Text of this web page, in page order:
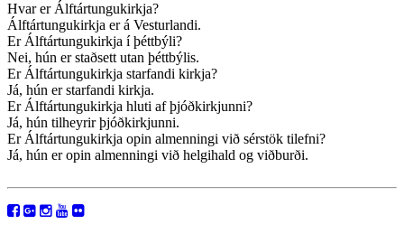
Hvar er Álftártungukirkja?
Álftártungukirkja er á Vesturlandi.
Er Álftártungukirkja í þéttbýli?
Nei, hún er staðsett utan þéttbýlis.
Er Álftártungukirkja starfandi kirkja?
Já, hún er starfandi kirkja.
Er Álftártungukirkja hluti af þjóðkirkjunni?
Já, hún tilheyrir þjóðkirkjunni.
Er Álftártungukirkja opin almenningi við sérstök tilefni?
Já, hún er opin almenningi við helgihald og viðburði.